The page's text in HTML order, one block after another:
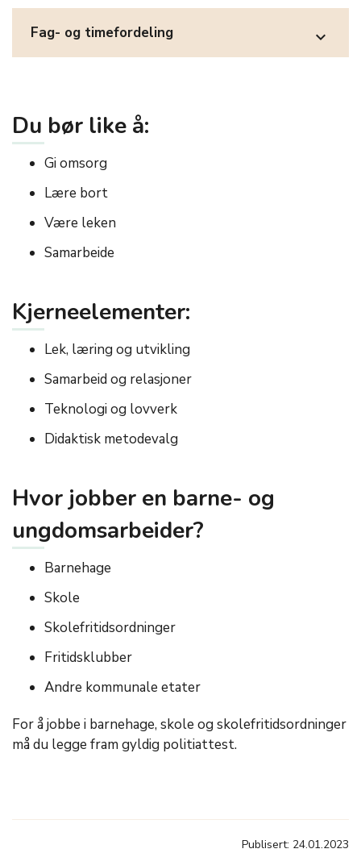
Fag- og timefordeling expand_more
Du bør like å:
Gi omsorg
Lære bort
Være leken
Samarbeide
Kjerneelementer:
Lek, læring og utvikling
Samarbeid og relasjoner
Teknologi og lovverk
Didaktisk metodevalg
Hvor jobber en barne- og
ungdomsarbeider?
Barnehage
Skole
Skolefritidsordninger
Fritidsklubber
Andre kommunale etater
For å jobbe i barnehage, skole og skolefritidsordninger
må du legge fram gyldig politiattest.
Publisert: 24.01.2023